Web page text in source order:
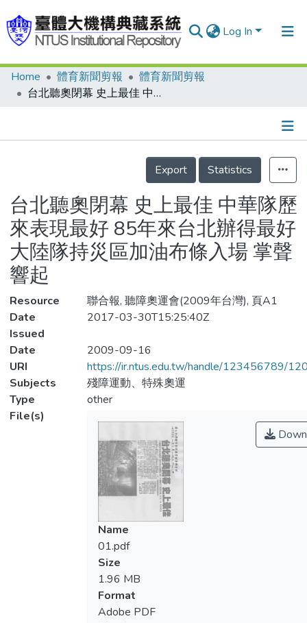
Log In
Communities & Collections
Statistics
Home 體育新聞剪報
體育新聞剪報
台北聽奧閉幕 史上最佳 中華隊歷來表現最好 85年來台北辦得最好 大陸隊持災區加油布條入場 掌聲響起
Details
Export
Statistics
台北聽奧閉幕 史上最佳 中華隊歷
來表現最好 85年來台北辦得最好
大陸隊持災區加油布條入場 掌聲
響起
Resource
聯合報, 聽障奧運會(2009年台灣), 頁A1
Date
Issued
2017-03-30T15:25:40Z
Date
2009-09-16
URI
https://ir.ntus.edu.tw/handle/123456789/
Subjects
殘障運動、特殊奧運
Type
other
File(s)
Name
01.pdf
Size
1.96 MB
Format
Adobe PDF